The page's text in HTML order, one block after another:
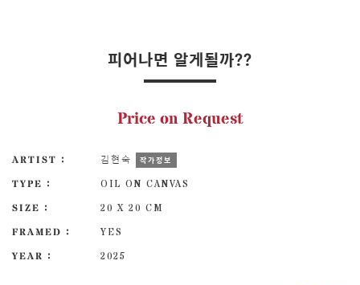
피어나면 알게될까??
Price on Request
ARTIST : 김현숙 작가정보
TYPE :
OIL ON CANVAS
SIZE :
20 X 20 CM
FRAMED :
YES
YEAR :
2025